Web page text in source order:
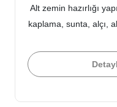
Alt zemin hazırlığı
kaplama, sunta, alçı,